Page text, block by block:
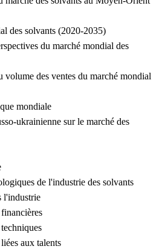
des solvants (2020-2035)
du marché mondial des
volume des ventes du marché mondial
mondiale
ukrainienne sur le marché des
de l'industrie des solvants
l'industrie
aux talents